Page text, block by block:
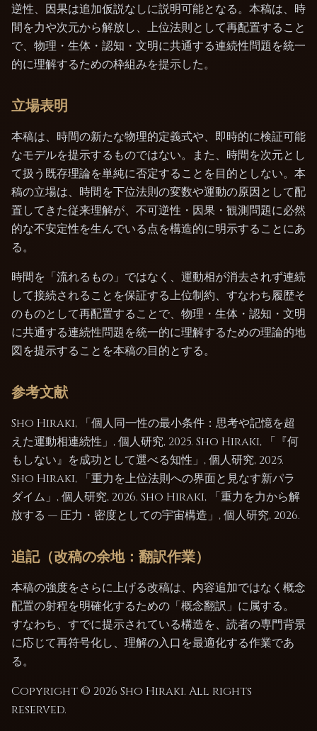
逆性、因果は追加仮説なしに説明可能となる。本稿は、時
間を力や次元から解放し、上位法則として再配置すること
で、物理・生体・認知・文明に共通する連続性問題を統一
的に理解するための枠組みを提示した。
立場表明
本稿は、時間の新たな物理的定義式や、即時的に検証可能
なモデルを提示するものではない。また、時間を次元とし
て扱う既存理論を単純に否定することを目的としない。本
稿の立場は、時間を下位法則の変数や運動の原因として配
置してきた従来理解が、不可逆性・因果・観測問題に必然
的な不安定性を生んでいる点を構造的に明示することにあ
る。
時間を「流れるもの」ではなく、運動相が消去されず連続
して接続されることを保証する上位制約、すなわち履歴そ
のものとして再配置することで、物理・生体・認知・文明
に共通する連続性問題を統一的に理解するための理論的地
図を提示することを本稿の目的とする。
参考文献
Sho Hiraki, 「個人同一性の最小条件：思考や記憶を超
えた運動相連続性」, 個人研究, 2025. Sho Hiraki, 「『何
もしない』を成功として選べる知性」, 個人研究, 2025.
Sho Hiraki, 「重力を上位法則への界面と見なす新パラ
ダイム」, 個人研究, 2026. Sho Hiraki, 「重力を力から解
放する — 圧力・密度としての宇宙構造」, 個人研究, 2026.
追記（改稿の余地：翻訳作業）
本稿の強度をさらに上げる改稿は、内容追加ではなく概念
配置の射程を明確化するための「概念翻訳」に属する。
すなわち、すでに提示されている構造を、読者の専門背景
に応じて再符号化し、理解の入口を最適化する作業であ
る。
Copyright © 2026 Sho Hiraki. All rights
reserved.